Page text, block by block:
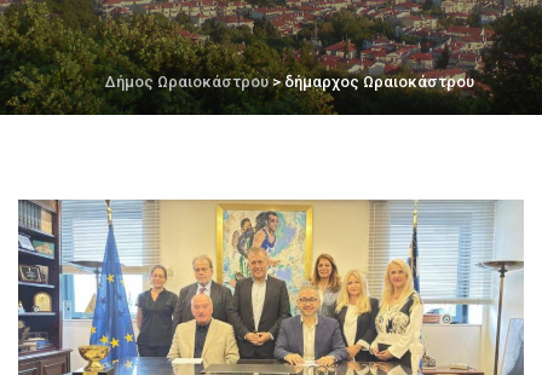
Δήμος Ωραιοκάστρου> δήμαρχος Ωραιοκάστρου